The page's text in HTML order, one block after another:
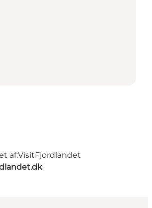
af:VisitFjordlandet